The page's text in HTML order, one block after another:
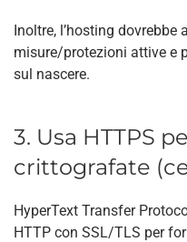
Inoltre, l’hosting dovrebbe
misure/protezioni attive e
sul nascere.
3. Usa HTTPS
crittografate
HyperText Transfer
HTTP con SSL/TLS per